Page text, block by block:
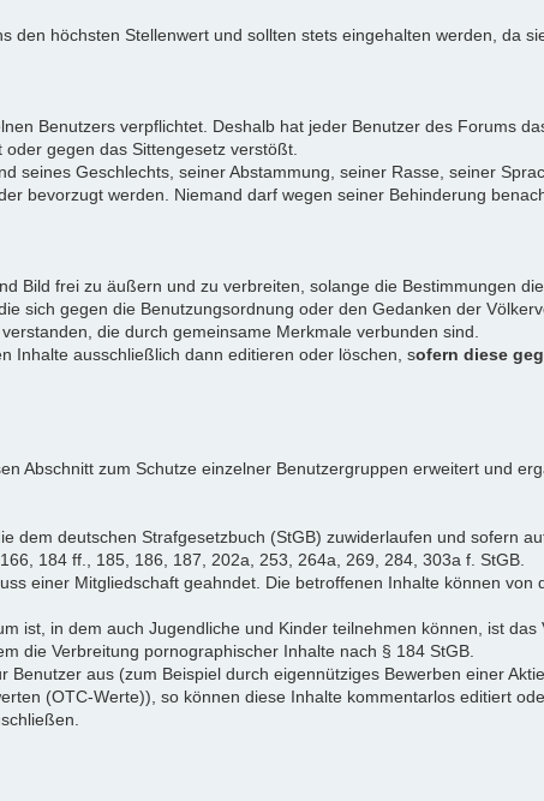
den höchsten Stellenwert und sollten stets eingehalten werden, da
Benutzers verpflichtet. Deshalb hat jeder Benutzer des Forums
gegen das Sittengesetz verstößt.
seines Geschlechts, seiner Abstammung, seiner Rasse, seiner
bevorzugt werden. Niemand darf wegen seiner Behinderung
Bild frei zu äußern und zu verbreiten, solange die Bestimmungen
sich gegen die Benutzungsordnung oder den Gedanken der
die durch gemeinsame Merkmale verbunden sind.
Inhalte ausschließlich dann editieren oder löschen, sofern diese
Abschnitt zum Schutze einzelner Benutzergruppen erweitert und
dem deutschen Strafgesetzbuch (StGB) zuwiderlaufen und sofern
184 ff., 185, 186, 187, 202a, 253, 264a, 269, 284, 303a f. StGB.
einer Mitgliedschaft geahndet. Die betroffenen Inhalte können
ist, in dem auch Jugendliche und Kinder teilnehmen können, ist
die Verbreitung pornographischer Inhalte nach § 184 StGB.
aus (zum Beispiel durch eigennütziges Bewerben einer
(OTC-Werte)), so können diese Inhalte kommentarlos editiert